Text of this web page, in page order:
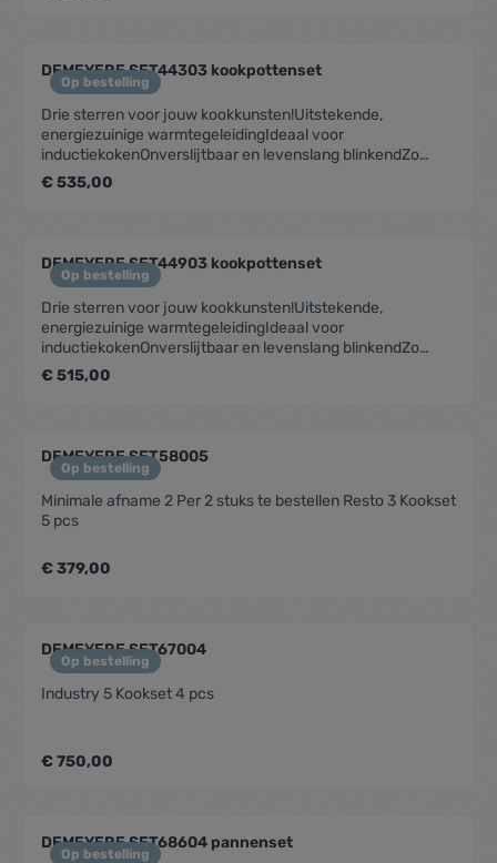
Op bestelling
DEMEYERE SET44303 kookpottenset
Drie sterren voor jouw kookkunsten!Uitstekende,
energiezuinige warmtegeleidingIdeaal voor
inductiekokenOnverslijtbaar en levenslang blinkendZo
afgewassen en weer gebruiksklaarHaal restaurantkwaliteit
€ 535,00
Op bestelling
DEMEYERE SET44903 kookpottenset
Drie sterren voor jouw kookkunsten!Uitstekende,
energiezuinige warmtegeleidingIdeaal voor
inductiekokenOnverslijtbaar en levenslang blinkendZo
afgewassen en weer gebruiksklaarHaal restaurantkwaliteit
in huis
€ 515,00
Op bestelling
DEMEYERE SET58005
Minimale afname 2 Per 2 stuks te bestellen Resto 3 Kookset
5 pcs
€ 379,00
Op bestelling
DEMEYERE SET67004
Industry 5 Kookset 4 pcs
€ 750,00
Op bestelling
DEMEYERE SET68604 pannenset